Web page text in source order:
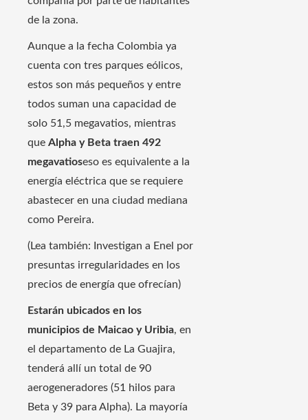
de la zona.
Aunque a la fecha Colombia ya
cuenta con tres parques eólicos,
estos son más pequeños y entre
todos suman una capacidad de
solo 51,5 megavatios, mientras
que Alpha y Beta traen 492
megavatioseso es equivalente a la
energía eléctrica que se requiere
abastecer en una ciudad mediana
como Pereira.
(Lea también: Investigan a Enel por
presuntas irregularidades en los
precios de energía que ofrecían)
Estarán ubicados en los
municipios de Maicao y Uribia, en
el departamento de La Guajira,
tenderá allí un total de 90
aerogeneradores (51 hilos para
Beta y 39 para Alpha). La mayoría